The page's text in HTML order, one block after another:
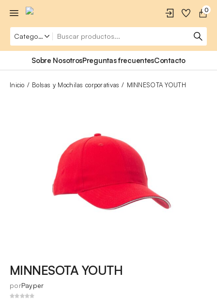
0
Sobre NosotrosPreguntas frecuentesContacto
Inicio Bolsas y Mochilas corporativas MINNESOTA YOUTH
MINNESOTA YOUTH
porPayper